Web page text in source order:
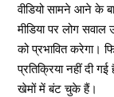
वीडियो सामने आने के
मीडिया पर लोग
को प्रभावित करेगा।
प्रतिक्रिया नहीं दी
खेमों में बंट चुके हैं।